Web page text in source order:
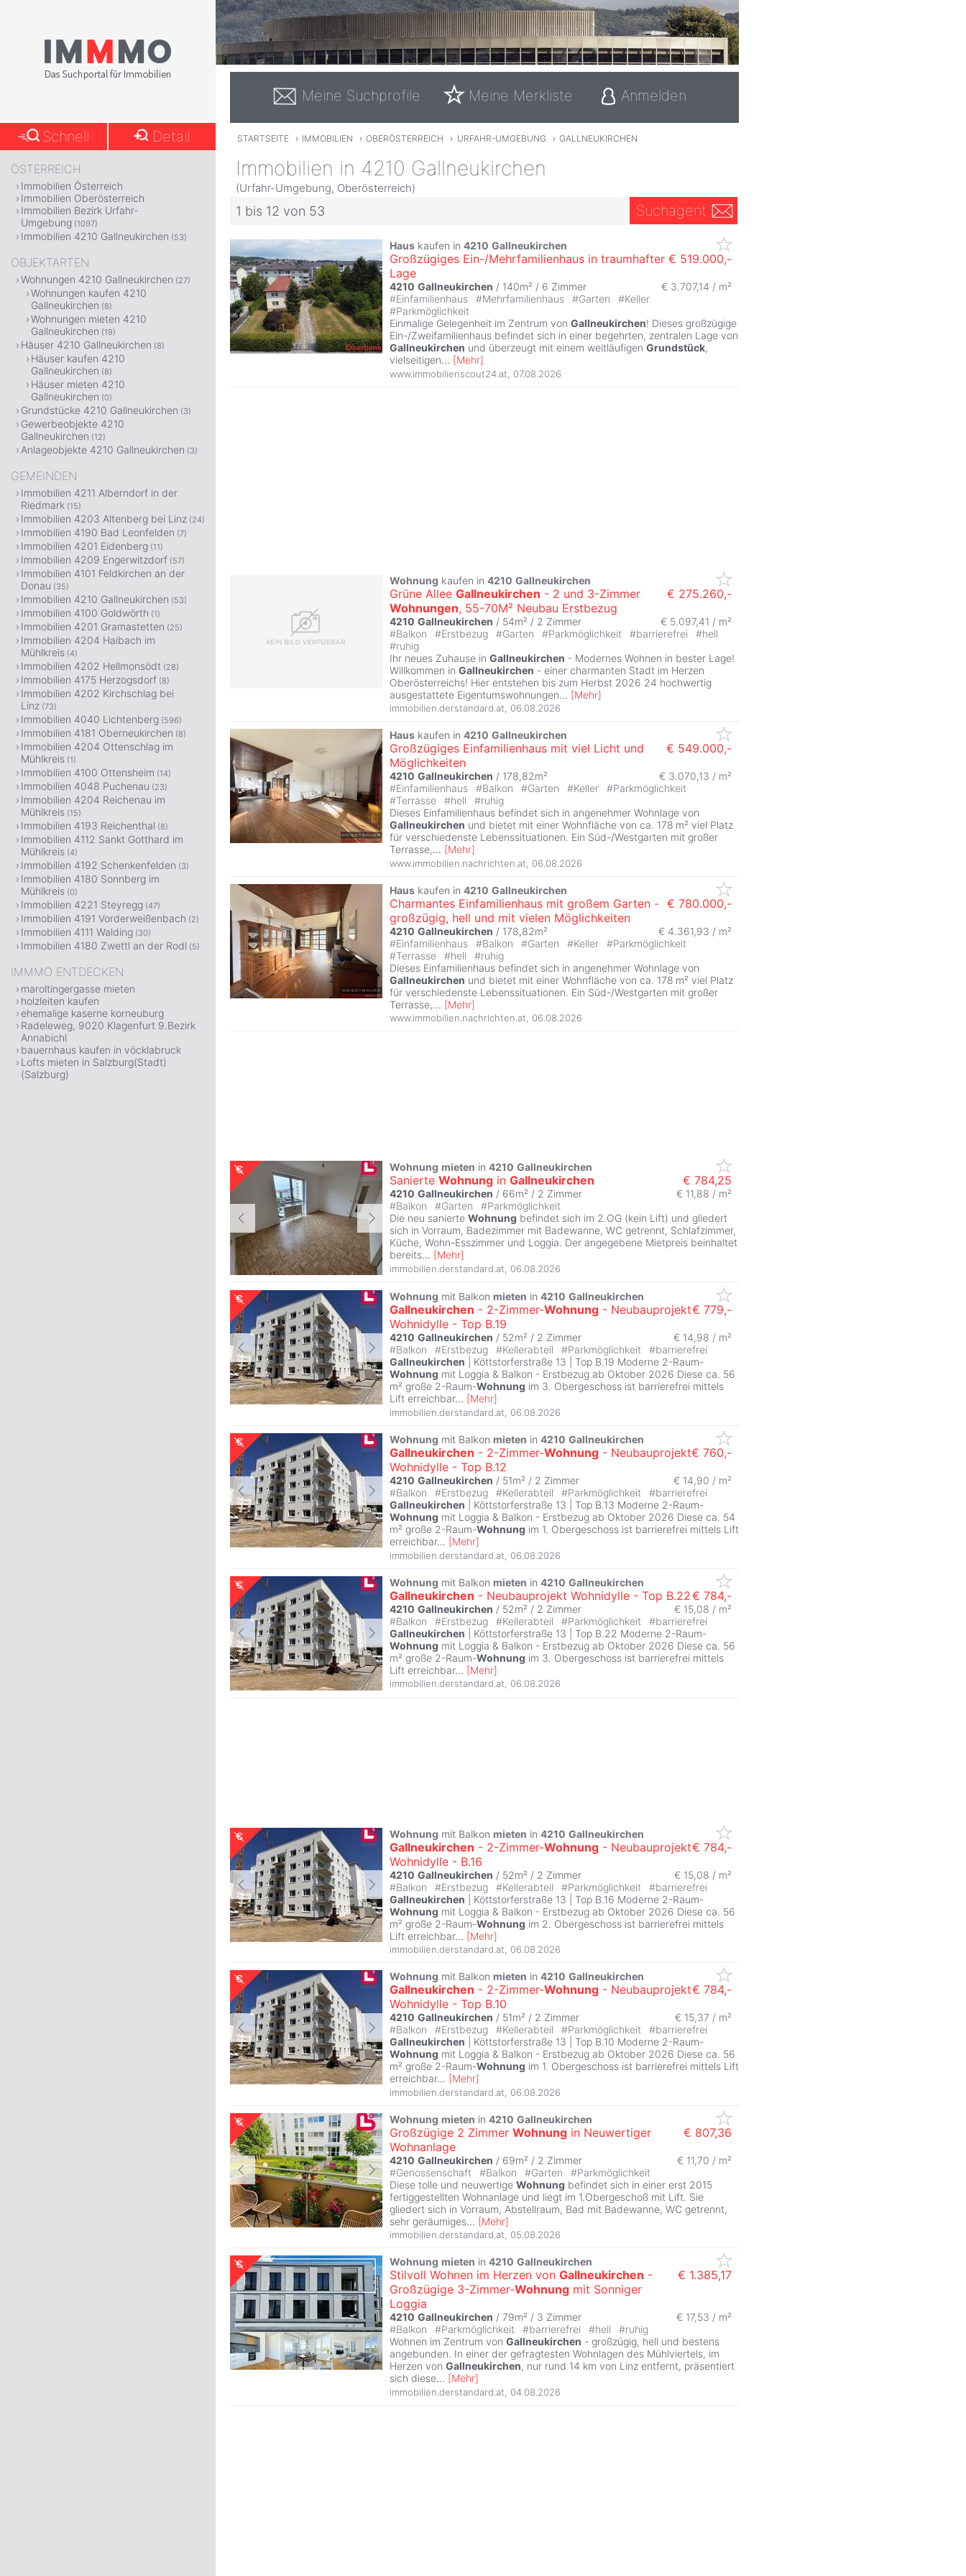
Meine Suchprofile Meine Merkliste Anmelden
STARTSEITE › IMMOBILIEN › OBERÖSTERREICH › URFAHR-UMGEBUNG › GALLNEUKIRCHEN
Immobilien in 4210 Gallneukirchen
(Urfahr-Umgebung, Oberösterreich)
1 bis 12 von 53 Suchagent
Haus kaufen in 4210 Gallneukirchen
Großzügiges Ein-/Mehrfamilienhaus in traumhafter
Lage
€ 519.000,-
4210 Gallneukirchen / 140m² / 6 Zimmer
€ 3.707,14 / m²
#Einfamilienhaus #Mehrfamilienhaus #Garten #Keller
#Parkmöglichkeit
Einmalige Gelegenheit im Zentrum von Gallneukirchen! Dieses großzügige
Ein-/Zweifamilienhaus befindet sich in einer begehrten, zentralen Lage von
Gallneukirchen und überzeugt mit einem weitläufigen Grundstück,
vielseitigen... [Mehr]
www.immobilienscout24.at 07.08.2026
Wohnung kaufen in 4210 Gallneukirchen
Grüne Allee Gallneukirchen - 2 und 3-Zimmer
Wohnungen, 55-70M² Neubau Erstbezug
€ 275.260,-
4210 Gallneukirchen / 54m² / 2 Zimmer
€ 5.097,41 / m²
#Balkon #Erstbezug #Garten #Parkmöglichkeit #barrierefrei #hell
#ruhig
Ihr neues Zuhause in Gallneukirchen - Modernes Wohnen in bester Lage!
Willkommen in Gallneukirchen - einer charmanten Stadt im Herzen
Oberösterreichs! Hier entstehen bis zum Herbst 2026 24 hochwertig
ausgestattete Eigentumswohnungen... [Mehr]
immobilien.derstandard.at, 06.08.2026
Haus kaufen in 4210 Gallneukirchen
Großzügiges Einfamilienhaus mit viel Licht und
Möglichkeiten
€ 549.000,-
4210 Gallneukirchen / 178,82m²
€ 3.070,13 / m²
#Einfamilienhaus #Balkon #Garten #Keller #Parkmöglichkeit
#Terrasse #hell #ruhig
Dieses Einfamilienhaus befindet sich in angenehmer Wohnlage von
Gallneukirchen und bietet mit einer Wohnfläche von ca. 178 m² viel Platz
für verschiedenste Lebenssituationen. Ein Süd-/Westgarten mit großer
Terrasse,... [Mehr]
www.immobilien.nachrichten.at 06.08.2026
Haus kaufen in 4210 Gallneukirchen
Charmantes Einfamilienhaus mit großem Garten -
großzügig, hell und mit vielen Möglichkeiten
€ 780.000,-
4210 Gallneukirchen / 178,82m²
€ 4.361,93 / m²
#Einfamilienhaus #Balkon #Garten #Keller #Parkmöglichkeit
#Terrasse #hell #ruhig
Dieses Einfamilienhaus befindet sich in angenehmer Wohnlage von
Gallneukirchen und bietet mit einer Wohnfläche von ca. 178 m² viel Platz
für verschiedenste Lebenssituationen. Ein Süd-/Westgarten mit großer
Terrasse,... [Mehr]
www.immobilien.nachrichten.at, 06.08.2026
Wohnung mieten in 4210 Gallneukirchen
Sanierte Wohnung in Gallneukirchen € 784,25
4210 Gallneukirchen / 66m² / 2 Zimmer € 11,88 / m²
#Balkon #Garten #Parkmöglichkeit
Die neu sanierte Wohnung befindet sich im 2.OG (kein Lift) und gliedert
sich in Vorraum, Badezimmer mit Badewanne, WC getrennt, Schlafzimmer,
Küche, Wohn-Esszimmer und Loggia. Der angegebene Mietpreis beinhaltet
bereits... [Mehr]
immobilien.derstandard.at 06.08.2026
Wohnung mit Balkon mieten in 4210 Gallneukirchen
Gallneukirchen - 2-Zimmer-Wohnung - Neubauprojekt
Wohnidylle - Top B.19
€ 779,-
4210 Gallneukirchen / 52m² / 2 Zimmer € 14,98 / m²
#Balkon #Erstbezug #Kellerabteil #Parkmöglichkeit #barrierefrei
Gallneukirchen | Köttstorferstraße 13 | Top B.19 Moderne 2-Raum-
Wohnung mit Loggia & Balkon - Erstbezug ab Oktober 2026 Diese ca. 56
m² große 2-Raum-Wohnung im 3. Obergeschoss ist barrierefrei mittels
Lift erreichbar... [Mehr]
immobilien.derstandard.at 06.08.2026
Wohnung mit Balkon mieten in 4210 Gallneukirchen
Gallneukirchen - 2-Zimmer-Wohnung - Neubauprojekt
Wohnidylle - Top B.12
€ 760,-
4210 Gallneukirchen / 51m² / 2 Zimmer € 14,90 / m²
#Balkon #Erstbezug #Kellerabteil #Parkmöglichkeit #barrierefrei
Gallneukirchen | Köttstorferstraße 13 | Top B.13 Moderne 2-Raum-
Wohnung mit Loggia & Balkon - Erstbezug ab Oktober 2026 Diese ca. 54
m² große 2-Raum-Wohnung im 1. Obergeschoss ist barrierefrei mittels Lift
erreichbar... [Mehr]
immobilien.derstandard.at 06.08.2026
Wohnung mit Balkon mieten in 4210 Gallneukirchen
Gallneukirchen - Neubauprojekt Wohnidylle - Top B.22€ 784,-
4210 Gallneukirchen / 52m² / 2 Zimmer € 15,08 / m²
#Balkon #Erstbezug #Kellerabteil #Parkmöglichkeit #barrierefrei
Gallneukirchen | Köttstorferstraße 13 | Top B.22 Moderne 2-Raum-
Wohnung mit Loggia & Balkon - Erstbezug ab Oktober 2026 Diese ca. 56
m² große 2-Raum-Wohnung im 3. Obergeschoss ist barrierefrei mittels
Lift erreichbar... [Mehr]
immobilien.derstandard.at, 06.08.2026
Wohnung mit Balkon mieten in 4210 Gallneukirchen
Gallneukirchen - 2-Zimmer-Wohnung - Neubauprojekt
Wohnidylle - B.16
€ 784,-
4210 Gallneukirchen / 52m² / 2 Zimmer € 15,08 / m²
#Balkon #Erstbezug #Kellerabteil #Parkmöglichkeit #barrierefrei
Gallneukirchen | Köttstorferstraße 13 | Top B.16 Moderne 2-Raum-
Wohnung mit Loggia & Balkon - Erstbezug ab Oktober 2026 Diese ca. 56
m² große 2-Raum-Wohnung im 2. Obergeschoss ist barrierefrei mittels
Lift erreichbar... [Mehr]
immobilien.derstandard.at, 06.08.2026
Wohnung mit Balkon mieten in 4210 Gallneukirchen
Gallneukirchen - 2-Zimmer-Wohnung - Neubauprojekt
Wohnidylle - Top B.10
€ 784,-
4210 Gallneukirchen / 51m² / 2 Zimmer € 15,37 / m²
#Balkon #Erstbezug #Kellerabteil #Parkmöglichkeit #barrierefrei
Gallneukirchen | Köttstorferstraße 13 | Top B.10 Moderne 2-Raum-
Wohnung mit Loggia & Balkon - Erstbezug ab Oktober 2026 Diese ca. 56
m² große 2-Raum-Wohnung im 1. Obergeschoss ist barrierefrei mittels Lift
erreichbar... [Mehr]
immobilien.derstandard.at 06.08.2026
Wohnung mieten in 4210 Gallneukirchen
Großzügige 2 Zimmer Wohnung in Neuwertiger
Wohnanlage
€ 807,36
4210 Gallneukirchen / 69m² / 2 Zimmer € 11,70 / m²
#Genossenschaft #Balkon #Garten #Parkmöglichkeit
Diese tolle und neuwertige Wohnung befindet sich in einer erst 2015
fertiggestellten Wohnanlage und liegt im 1.Obergeschoß mit Lift. Sie
gliedert sich in Vorraum, Abstellraum, Bad mit Badewanne, WC getrennt,
sehr geräumiges... [Mehr]
immobilien.derstandard.at, 05.08.2026
Wohnung mieten in 4210 Gallneukirchen
Stilvoll Wohnen im Herzen von Gallneukirchen -
Großzügige 3-Zimmer-Wohnung mit Sonniger
Loggia
€ 1.385,17
4210 Gallneukirchen / 79m² / 3 Zimmer
€ 17,53 / m²
#Balkon #Parkmöglichkeit #barrierefrei #hell #ruhig
Wohnen im Zentrum von Gallneukirchen - großzügig, hell und bestens
angebunden. In einer der gefragtesten Wohnlagen des Mühlviertels, im
Herzen von Gallneukirchen, nur rund 14 km von Linz entfernt, präsentiert
sich diese... [Mehr]
immobilien.derstandard.at 04.08.2026
Schnell Detail
ÖSTERREICH
Immobilien Österreich
Immobilien Oberösterreich
Immobilien Bezirk Urfahr-
Umgebung (1097)
Immobilien 4210 Gallneukirchen (53)
OBJEKTARTEN
Wohnungen 4210 Gallneukirchen (27)
Wohnungen kaufen 4210
Gallneukirchen (8)
Wohnungen mieten 4210
Gallneukirchen (19)
Häuser 4210 Gallneukirchen (8)
Häuser kaufen 4210
Gallneukirchen (8)
Häuser mieten 4210
Gallneukirchen (0)
Grundstücke 4210 Gallneukirchen (3)
Gewerbeobjekte 4210
Gallneukirchen (12)
Anlageobjekte 4210 Gallneukirchen (3)
GEMEINDEN
Immobilien 4211 Alberndorf in der
Riedmark (15)
Immobilien 4203 Altenberg bei Linz (24)
Immobilien 4190 Bad Leonfelden (7)
Immobilien 4201 Eidenberg (11)
Immobilien 4209 Engerwitzdorf (57)
Immobilien 4101 Feldkirchen an der
Donau (35)
Immobilien 4210 Gallneukirchen (53)
Immobilien 4100 Goldwörth (1)
Immobilien 4201 Gramastetten (25)
Immobilien 4204 Haibach im
Mühlkreis (4)
Immobilien 4202 Hellmonsödt (28)
Immobilien 4175 Herzogsdorf (8)
Immobilien 4202 Kirchschlag bei
Linz (73)
Immobilien 4040 Lichtenberg (596)
Immobilien 4181 Oberneukirchen (8)
Immobilien 4204 Ottenschlag im
Mühlkreis (1)
Immobilien 4100 Ottensheim (14)
Immobilien 4048 Puchenau (23)
Immobilien 4204 Reichenau im
Mühlkreis (15)
Immobilien 4193 Reichenthal (8)
Immobilien 4112 Sankt Gotthard im
Mühlkreis (4)
Immobilien 4192 Schenkenfelden (3)
Immobilien 4180 Sonnberg im
Mühlkreis (0)
Immobilien 4221 Steyregg (47)
Immobilien 4191 Vorderweißenbach (2)
Immobilien 4111 Walding (30)
Immobilien 4180 Zwettl an der Rodl (5)
IMMMO ENTDECKEN
maroltingergasse mieten
holzleiten kaufen
ehemalige kaserne korneuburg
Radeleweg, 9020 Klagenfurt 9.Bezirk
Annabichl
bauernhaus kaufen in vöcklabruck
Lofts mieten in Salzburg(Stadt)
(Salzburg)